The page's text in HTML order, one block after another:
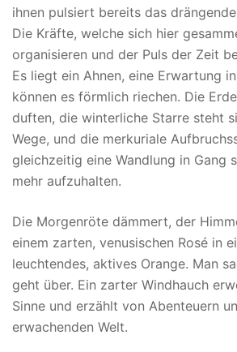
ihnen pulsiert bereits das
Die Kräfte, welche sich hier
organisieren und der Puls der Zeit
Es liegt ein Ahnen, eine Erwartung
können es förmlich riechen. Die
duften, die winterliche Starre steht
Wege, und die merkuriale
gleichzeitig eine Wandlung in Gang
mehr aufzuhalten.
Die Morgenröte dämmert, der
einem zarten, venusischen Rosé in
leuchtendes, aktives Orange. Man
geht über. Ein zarter Windhauch
Sinne und erzählt von Abenteuern
erwachenden Welt.